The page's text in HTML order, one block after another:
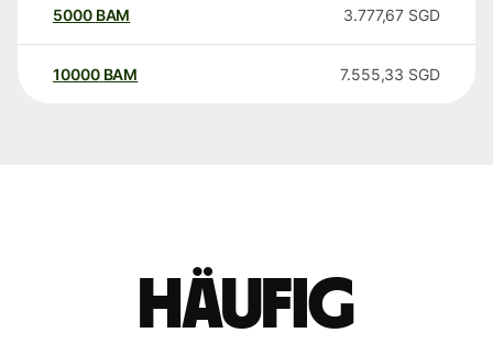
5000 BAM 3.777,67 SGD
10000 BAM 7.555,33 SGD
Häufig